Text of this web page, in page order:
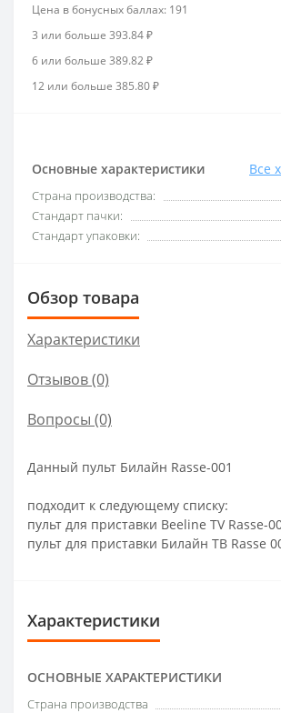
Цена в бонусных баллах: 191
3 или больше 393.84 ₽
6 или больше 389.82 ₽
12 или больше 385.80 ₽
Основные характеристики Все
Страна производства:
Стандарт пачки:
Стандарт упаковки:
Обзор товара
Характеристики
Отзывов (0)
Вопросы (0)
Данный пульт Билайн Rasse-001
подходит к следующему списку:
пульт для приставки Beeline TV Rasse-
пульт для приставки Билайн ТВ Rasse
Характеристики
ОСНОВНЫЕ ХАРАКТЕРИСТИКИ
Страна производства